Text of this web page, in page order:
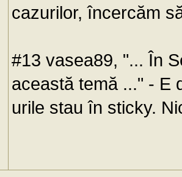
cazurilor, încercăm
#13 vasea89, "... În
această temă ..." - E
urile stau în sticky.